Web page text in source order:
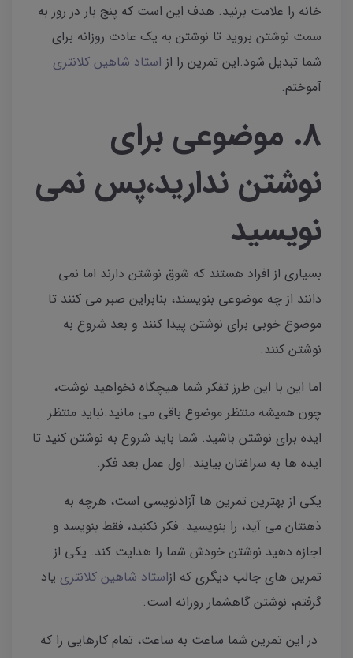
خانه را علامت بزنید. هدف این است که پنج بار در روز به
سمت نوشتن بروید تا نوشتن به یک عادت روزانه برای
شما تبدیل شود‌.این تمرین را از استاد شاهین کلانتری
آموختم.
۸‌‌. موضوعی برای
نوشتن ندارید،پس نمی
نویسید
بسیاری از افراد هستند که شوق نوشتن دارند اما نمی
دانند از چه موضوعی بنویسند، بنابراین صبر می کنند تا
موضوع خوبی برای نوشتن پیدا کنند و بعد شروع به
نوشتن کنند‌.
اما این با این طرز تفکر شما هیچگاه نخواهید نوشت،
چون همیشه منتظر موضوع باقی می مانید.نباید منتظر
ایده برای نوشتن باشید. شما باید شروع به نوشتن کنید تا
ایده ها به سراغتان بیایند. اول عمل بعد فکر‌.
یکی از بهترین تمرین ها آزادنویسی است، هرچه به
ذهنتان می آید، را بنویسید‌. فکر نکنید، فقط بنویسد و
اجازه دهید نوشتن خودش شما را هدایت کند. یکی از
تمرین های جالب دیگری که ازاستاد شاهین کلانتری یاد
گرفتم، نوشتن گاهشمار روزانه است‌‌.
در این تمرین شما ساعت به ساعت، تمام کارهایی را که